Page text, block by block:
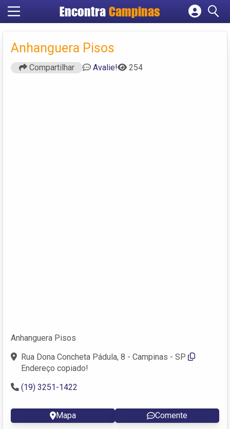
Encontra Campinas
Cadastrar empresa
Criar conta
Anhanguera Pisos
Compartilhar Avalie! 254
Anhanguera Pisos
Rua Dona Concheta Pádula, 8 - Campinas - SP
Endereço copiado!
(19) 3251-1422
Mapa Comente